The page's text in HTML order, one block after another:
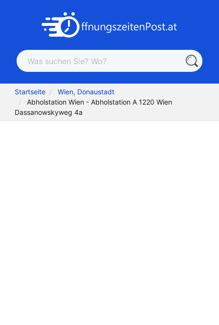
Startseite
Wien, Donaustadt
Abholstation Wien - Abholstation A 1220 Wien
Dassanowskyweg 4a